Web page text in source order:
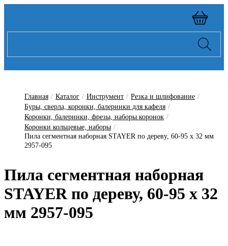
Главная / Каталог / Инструмент / Резка и шлифование /
Буры, сверла, коронки, балеринки для кафеля /
Коронки, балеринки, фрезы, наборы коронок /
Коронки кольцевые, наборы /
Пила сегментная наборная STAYER по дереву, 60-95 x 32 мм
2957-095
Пила сегментная наборная
STAYER по дереву, 60-95 x 32
мм 2957-095